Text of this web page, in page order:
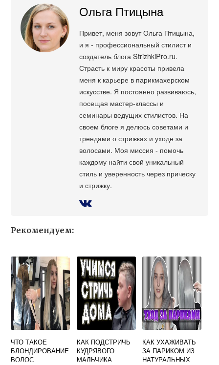
Ольга Птицына
Привет, меня зовут Ольга Птицына,
и я - профессиональный стилист и
создатель блога StrizhkiPro.ru.
Страсть к миру красоты привела
меня к карьере в парикмахерском
искусстве. Я постоянно развиваюсь,
посещая мастер-классы и
семинары ведущих стилистов. На
своем блоге я делюсь советами и
трендами о стрижках и уходе за
волосами. Моя миссия - помочь
каждому найти свой уникальный
стиль и уверенность через прическу
и стрижку.
Рекомендуем:
ЧТО ТАКОЕ
БЛОНДИРОВАНИЕ
ВОЛОС
КАК ПОДСТРИЧЬ
КУДРЯВОГО
МАЛЬЧИКА
КАК УХАЖИВАТЬ
ЗА ПАРИКОМ ИЗ
НАТУРАЛЬНЫХ